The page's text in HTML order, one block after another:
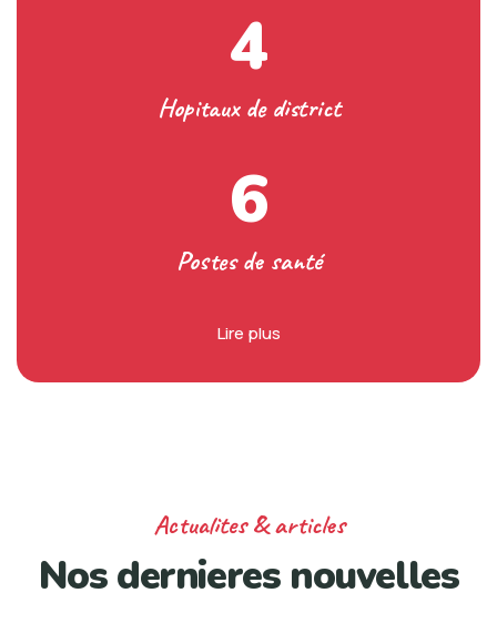
4
Hopitaux de district
6
Postes de santé
Lire plus
Actualites & articles
Nos dernieres nouvelles